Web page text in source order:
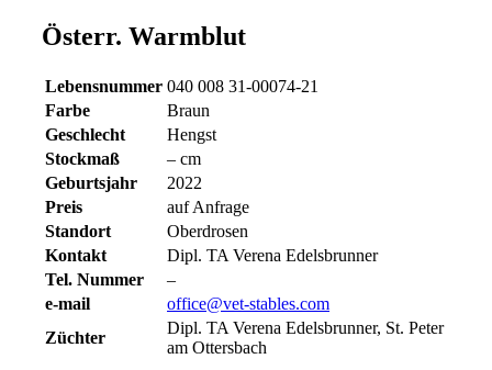
Österr. Warmblut
Lebensnummer 040 008 31-00074-21
Farbe
Braun
Geschlecht
Hengst
Stockmaß
– cm
Geburtsjahr
2022
Preis
auf Anfrage
Standort
Oberdrosen
Kontakt
Dipl. TA Verena Edelsbrunner
Tel. Nummer
–
e-mail
office@vet-stables.com
Züchter
Dipl. TA Verena Edelsbrunner, St. Peter
am Ottersbach